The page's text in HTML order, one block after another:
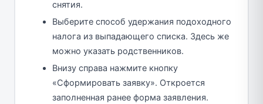
снятия.
Выберите способ удержания подоходного
налога из выпадающего списка. Здесь же
можно указать родственников.
Внизу справа нажмите кнопку
«Сформировать заявку». Откроется
заполненная ранее форма заявления.